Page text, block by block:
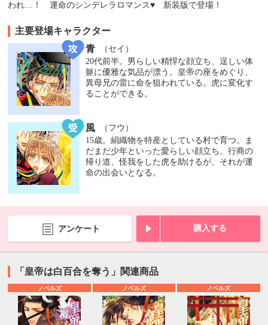
われ…！ 運命のシンデレラロマンス♥ 新装版で登場！
主要登場キャラクター
青
（セイ）
20代前半。男らしい精悍な顔立ち、逞しい体
躯に優雅な気品が漂う。皇帝の座をめぐり、
異母兄の雷に命を狙われている。虎に変化す
ることができる。
風
（フウ）
15歳。絹織物を特産としている村で育つ。ま
だまだ少年といった愛らしい顔立ち。行商の
帰り道、怪我をした虎を助けるが、それが運
命の出会いとなる。
アンケート 購入する
「皇帝は白百合を奪う」関連商品
ノベルズ ノベルズ ノベルズ